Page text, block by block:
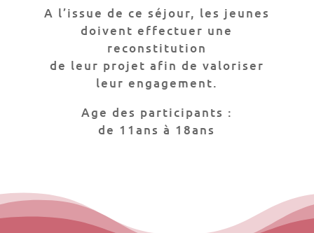
A l’issue de ce séjour, les jeunes
doivent effectuer une
reconstitution
de leur projet afin de valoriser
leur engagement.
Age des participants :
de 11ans à 18ans